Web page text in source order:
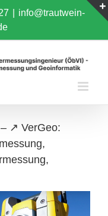
info@trautwein-
↗️ VerGeo: